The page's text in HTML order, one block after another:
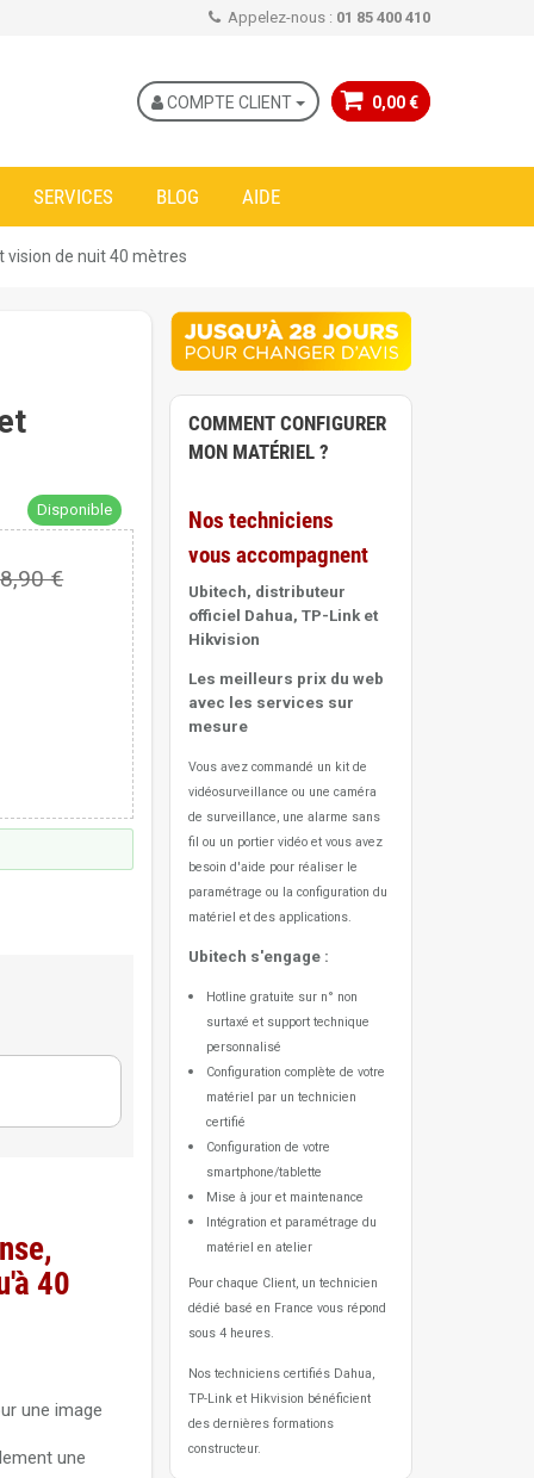
Appelez-nous : 01 85 400 410
0,00 €
COMPTE CLIENT
SERVICES BLOG AIDE
vision de nuit 40 mètres
Disponible
€
40
une image
une
COMMENT CONFIGURER
MON MATÉRIEL ?
Nos techniciens
vous accompagnent
Ubitech, distributeur
officiel Dahua, TP-Link et
Hikvision
Les meilleurs prix du web
avec les services sur
mesure
Vous avez commandé un kit de
vidéosurveillance ou une caméra
de surveillance, une alarme sans
fil ou un portier vidéo et vous avez
besoin d'aide pour réaliser le
paramétrage ou la configuration du
matériel et des applications.
Ubitech s'engage :
Hotline gratuite sur n° non
surtaxé et support technique
personnalisé
Configuration complète de votre
matériel par un technicien
certifié
Configuration de votre
smartphone/tablette
Mise à jour et maintenance
Intégration et paramétrage du
matériel en atelier
Pour chaque Client, un technicien
dédié basé en France vous répond
sous 4 heures.
Nos techniciens certifiés Dahua,
TP-Link et Hikvision bénéficient
des dernières formations
constructeur.